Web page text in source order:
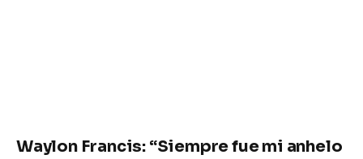
Waylon Francis: “Siempre fue mi anhelo